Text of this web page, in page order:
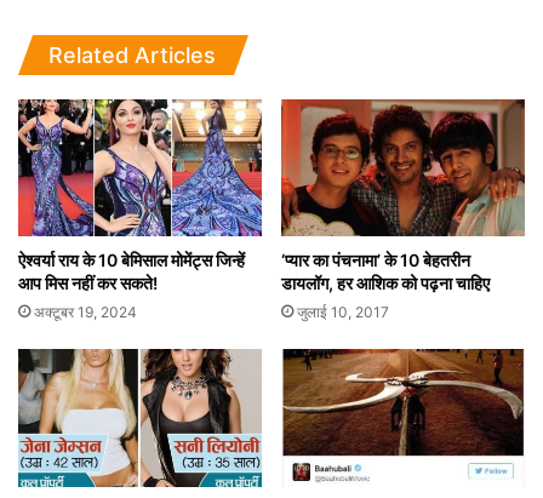
Related Articles
ऐश्वर्या राय के 10 बेमिसाल मोमेंट्स जिन्हें
आप मिस नहीं कर सकते!
अक्टूबर 19, 2024
‘प्यार का पंचनामा’ के 10 बेहतरीन
डायलॉग, हर आशिक को पढ़ना चाहिए
जुलाई 10, 2017